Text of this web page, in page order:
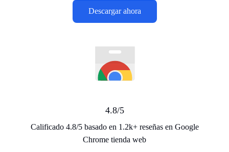
Descargar ahora
4.8/5
Calificado 4.8/5 basado en 1.2k+ reseñas en Google
Chrome tienda web